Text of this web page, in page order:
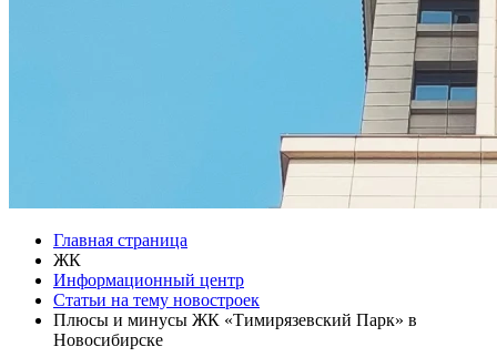
Главная страница
ЖК
Информационный центр
Статьи на тему новостроек
Плюсы и минусы ЖК «Тимирязевский Парк» в
Новосибирске